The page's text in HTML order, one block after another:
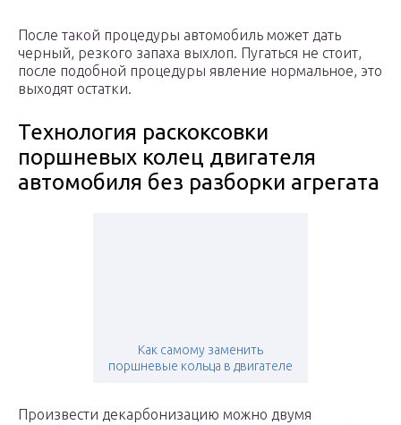
После такой процедуры автомобиль может дать
черный, резкого запаха выхлоп. Пугаться не стоит,
после подобной процедуры явление нормальное, это
выходят остатки.
Технология раскоксовки
поршневых колец двигателя
автомобиля без разборки агрегата
Как самому заменить
поршневые кольца в двигателе
Произвести декарбонизацию можно двумя